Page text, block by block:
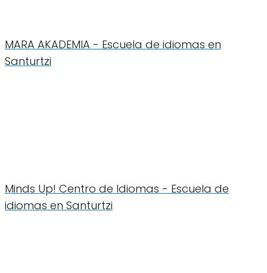
MARA AKADEMIA - Escuela de idiomas en
Santurtzi
Minds Up! Centro de Idiomas - Escuela de
idiomas en Santurtzi